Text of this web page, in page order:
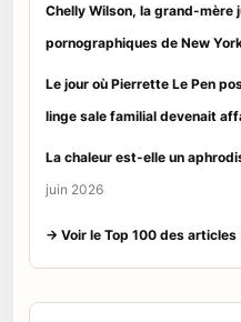
Chelly Wilson, la grand-mère
pornographiques de New
Le jour où Pierrette Le Pen
linge sale familial devenait
La chaleur est-elle un
juin 2026
→ Voir le Top 100 des articles